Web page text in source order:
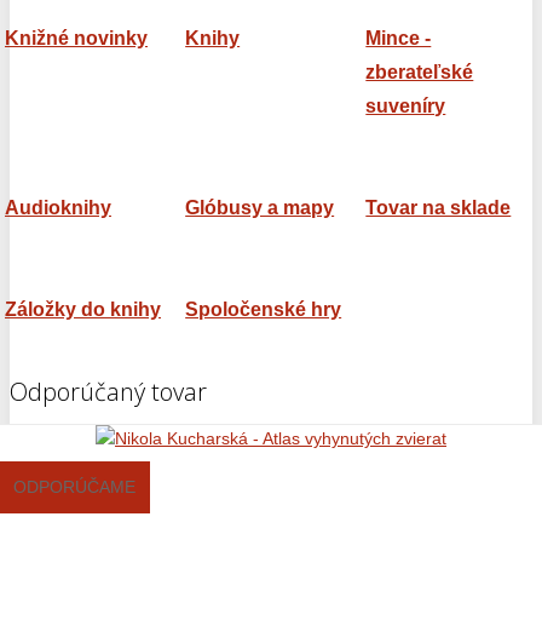
Knižné novinky Knihy
Mince -
zberateľské
suveníry
Audioknihy Glóbusy a mapy Tovar na sklade
Záložky do knihy Spoločenské hry
Odporúčaný tovar
ODPORÚČAME